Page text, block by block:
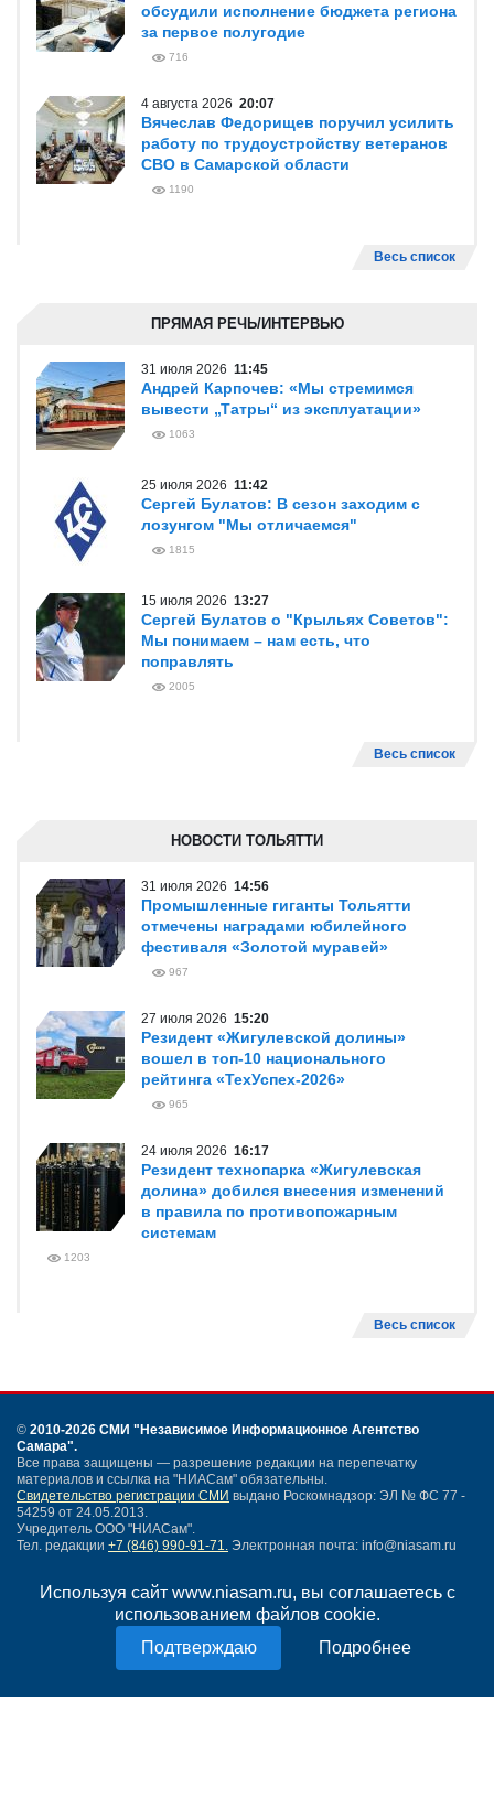
Используя сайт www.niasam.ru, вы соглашаетесь с
использованием файлов cookie.
Подробнее
обсудили исполнение бюджета региона
за первое полугодие
716
4 августа 2026 20:07
Вячеслав Федорищев поручил усилить
работу по трудоустройству ветеранов
СВО в Самарской области
1190
Весь список
ПРЯМАЯ РЕЧЬ/ИНТЕРВЬЮ
31 июля 2026 11:45
Андрей Карпочев: «Мы стремимся
вывести „Татры“ из эксплуатации»
1063
25 июля 2026 11:42
Сергей Булатов: В сезон заходим с
лозунгом "Мы отличаемся"
1815
15 июля 2026 13:27
Сергей Булатов о "Крыльях Советов":
Мы понимаем – нам есть, что
поправлять
2005
Весь список
НОВОСТИ ТОЛЬЯТТИ
31 июля 2026 14:56
Промышленные гиганты Тольятти
отмечены наградами юбилейного
фестиваля «Золотой муравей»
967
27 июля 2026 15:20
Резидент «Жигулевской долины»
вошел в топ-10 национального
рейтинга «ТехУспех-2026»
965
24 июля 2026 16:17
Резидент технопарка «Жигулевская
долина» добился внесения изменений
в правила по противопожарным
системам
1203
Весь список
© 2010-2026 СМИ "Независимое Информационное Агентство
Самара".
Все права защищены — разрешение редакции на перепечатку
материалов и ссылка на "НИАСам" обязательны.
Свидетельство регистрации СМИ выдано Роскомнадзор: ЭЛ № ФС 77 -
54259 от 24.05.2013.
Учредитель ООО "НИАСам".
Тел. редакции +7 (846) 990-91-71. Электронная почта: info@niasam.ru
Карта сайта
Нашли ошибку?
Политика конфиденциальности
Согласие на обработку персональных данных